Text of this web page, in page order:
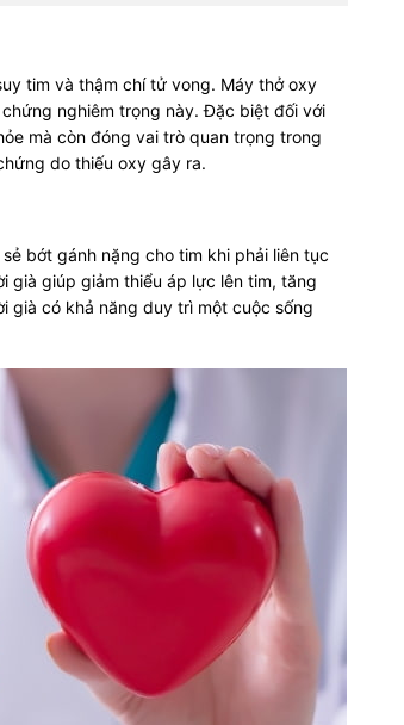
tim và thậm chí tử vong. Máy thở oxy
nghiêm trọng này. Đặc biệt đối với
mà còn đóng vai trò quan trọng trong
do thiếu oxy gây ra.
bớt gánh nặng cho tim khi phải liên tục
già giúp giảm thiểu áp lực lên tim, tăng
già có khả năng duy trì một cuộc sống